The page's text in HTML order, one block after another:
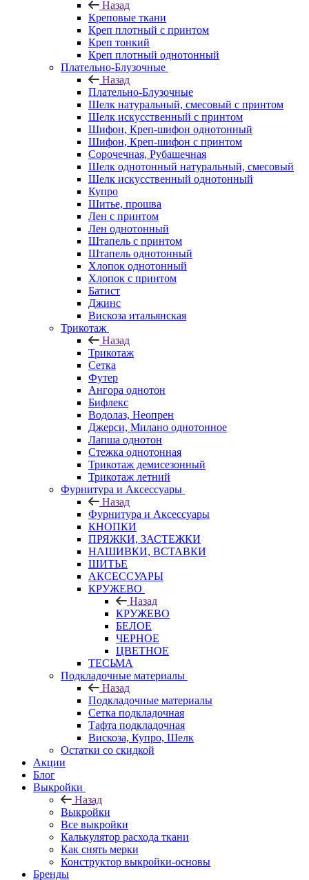
Назад
Креповые ткани
Креп плотный с принтом
Креп тонкий
Креп плотный однотонный
Плательно-Блузочные
Назад
Плательно-Блузочные
Шелк натуральный, смесовый с принтом
Шелк искусственный с принтом
Шифон, Креп-шифон однотонный
Шифон, Креп-шифон с принтом
Сорочечная, Рубашечная
Шелк однотонный натуральный, смесовый
Шелк искусственный однотонный
Купро
Шитье, прошва
Лен с принтом
Лен однотонный
Штапель с принтом
Штапель однотонный
Хлопок однотонный
Хлопок с принтом
Батист
Джинс
Вискоза итальянская
Трикотаж
Назад
Трикотаж
Сетка
Футер
Ангора однотон
Бифлекс
Водолаз, Неопрен
Джерси, Милано однотонное
Лапша однотон
Стежка однотонная
Трикотаж демисезонный
Трикотаж летний
Фурнитура и Аксессуары
Назад
Фурнитура и Аксессуары
КНОПКИ
ПРЯЖКИ, ЗАСТЕЖКИ
НАШИВКИ, ВСТАВКИ
ШИТЬЕ
АКСЕССУАРЫ
КРУЖЕВО
Назад
КРУЖЕВО
БЕЛОЕ
ЧЕРНОЕ
ЦВЕТНОЕ
ТЕСЬМА
Подкладочные материалы
Назад
Подкладочные материалы
Сетка подкладочная
Тафта подкладочная
Вискоза, Купро, Шелк
Остатки со скидкой
Акции
Блог
Выкройки
Назад
Выкройки
Все выкройки
Калькулятор расхода ткани
Как снять мерки
Конструктор выкройки-основы
Бренды